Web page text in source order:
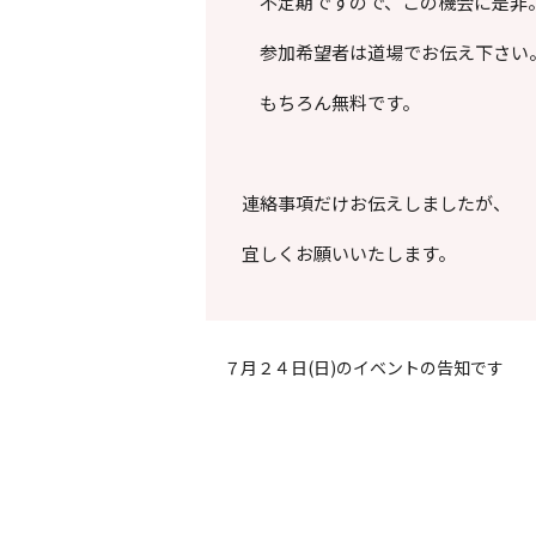
参加希望者は道場でお伝え下さい。
もちろん無料です。
連絡事項だけお伝えしましたが、
宜しくお願いいたします。
７月２４日(日)のイベントの告知です